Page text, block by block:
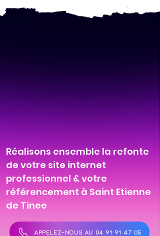
Réalisons ensemble la refonte
de votre site internet
professionnel & votre
référencement à Saint Etienne
de Tinee
APPELEZ-NOUS AU 04 91 91 47 05